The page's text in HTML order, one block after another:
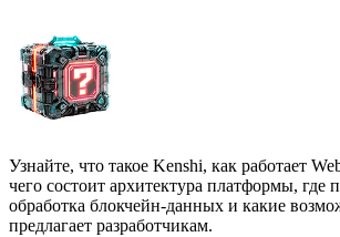
Узнайте, что такое Kenshi, как работает
чего состоит архитектура платформы, где
обработка блокчейн-данных и какие
предлагает разработчикам.